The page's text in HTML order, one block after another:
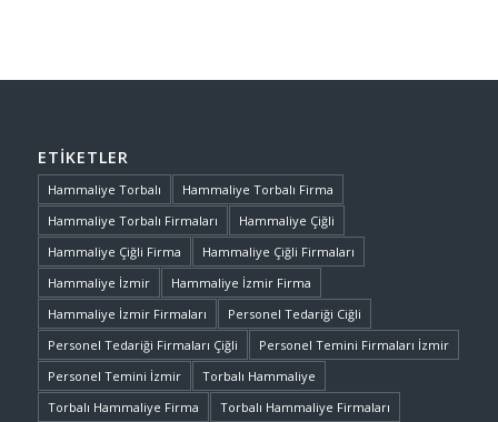
ETIKETLER
Hammaliye Torbalı
Hammaliye Torbalı Firma
Hammaliye Torbalı Firmaları
Hammaliye Çiğli
Hammaliye Çiğli Firma
Hammaliye Çiğli Firmaları
Hammaliye İzmir
Hammaliye İzmir Firma
Hammaliye İzmir Firmaları
Personel Tedariği Ciğli
Personel Tedariği Firmaları Çiğli
Personel Temini Firmaları İzmir
Personel Temini İzmir
Torbalı Hammaliye
Torbalı Hammaliye Firma
Torbalı Hammaliye Firmaları